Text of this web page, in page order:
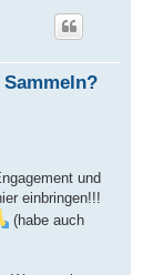
und
einbringen!!!
(habe auch